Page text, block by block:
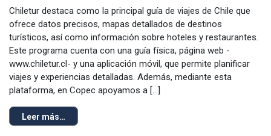
Chiletur destaca como la principal guía de viajes de Chile que
ofrece datos precisos, mapas detallados de destinos
turísticos, así como información sobre hoteles y restaurantes.
Este programa cuenta con una guía física, página web -
www.chiletur.cl- y una aplicación móvil, que permite planificar
viajes y experiencias detalladas. Además, mediante esta
plataforma, en Copec apoyamos a […]
Leer más…